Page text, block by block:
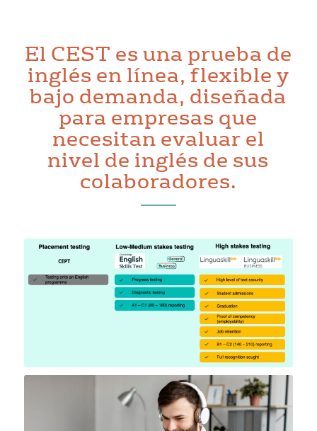
El CEST es una prueba de
inglés en línea, flexible y
bajo demanda, diseñada
para empresas que
necesitan evaluar el
nivel de inglés de sus
colaboradores.